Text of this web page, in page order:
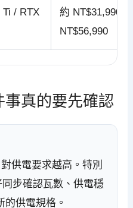
Ti / RTX
約 NT$31,990
NT$56,990
事真的要先確認
供電要求越高。特別
步確認瓦數、供電穩
的供電規格。